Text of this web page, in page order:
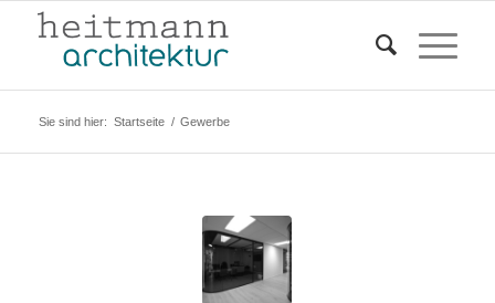
Sie sind hier: Startseite / Gewerbe